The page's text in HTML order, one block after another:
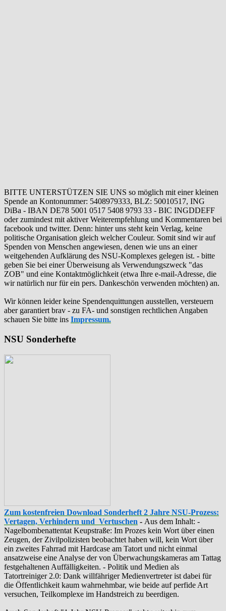
BITTE UNTERSTÜTZEN SIE UNS so möglich mit einer kleinen
Spende an Kontonummer: 5408979333, BLZ: 50010517, ING
DiBa - IBAN DE78 5001 0517 5408 9793 33 - BIC INGDDEFF
oder zumindest mit aktiver Weiterempfehlung und Kommentaren bei
facebook und twitter. Denn: hinter uns steht kein Verlag, keine
politische Organisation gleich welcher Couleur. Somit sind wir auf
Spenden von Menschen angewiesen, denen wie uns an einer
weitgehenden Aufklärung des NSU-Komplexes gelegen ist. - bitte
geben Sie bei einer Überweisung als Verwendungszweck "das
ZOB" und eine Kontaktmöglichkeit (etwa Ihre e-mail-Adresse, die
wir natürlich nur für ein pers. Dankeschön verwenden möchten) an.
Wir können leider keine Spendenquittungen ausstellen, versteuern
aber garantiert brav - zu FA- und sonstigen rechtlichen Angaben
schauen Sie bitte ins Impressum.
NSU Sonderhefte
Zum kostenfreien Download Sonderheft 2 Jahre NSU-Prozess:
Vertagen, Verhindern und Vertuschen - Aus dem Inhalt: -
‪Nagelbombenattentat‬ ‎Keupstraße‬: Im Prozes kein Wort über einen
Zeugen, der Zivilpolizisten beobachtet haben will, kein Wort über
ein zweites Fahrrad mit Hardcase am Tatort und nicht einmal
ansatzweise eine Analyse der von Überwachungskameras am Tattag
festgehaltenen Auffälligkeiten. - Politik und Medien als
‪Tatortreiniger‬ 2.0: Dank willfähriger Medienvertreter ist dabei für
die Öffentlichkeit kaum wahrnehmbar, wie beide auf perfide Art
versuchen, Teilkomplexe im Handstreich zu beerdigen.